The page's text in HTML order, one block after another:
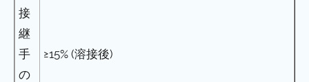
接
継
手
の
≥15% (溶接後)